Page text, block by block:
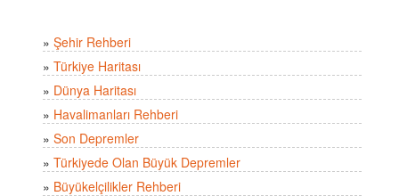
» Şehir Rehberi
» Türkiye Haritası
» Dünya Haritası
» Havalimanları Rehberi
» Son Depremler
» Türkiyede Olan Büyük Depremler
» Büyükelçilikler Rehberi